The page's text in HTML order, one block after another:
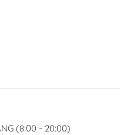
(8:00 - 20:00)